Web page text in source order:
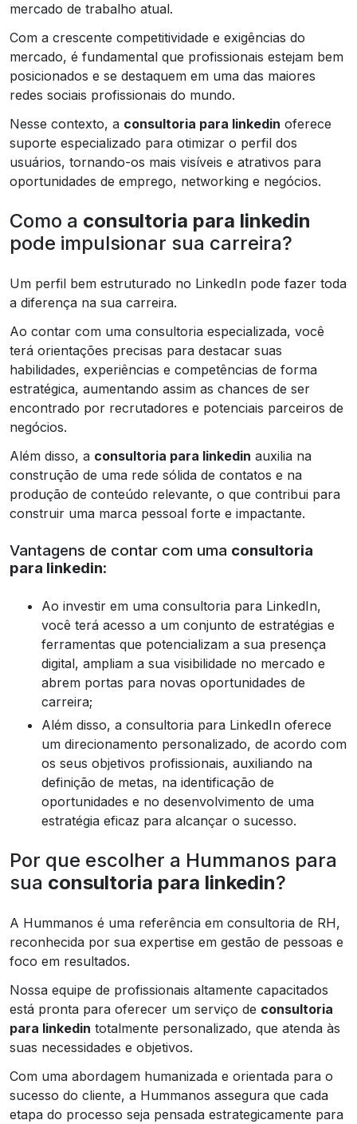
mercado de trabalho atual.
Com a crescente competitividade e exigências do
mercado, é fundamental que profissionais estejam bem
posicionados e se destaquem em uma das maiores
redes sociais profissionais do mundo.
Nesse contexto, a consultoria para linkedin oferece
suporte especializado para otimizar o perfil dos
usuários, tornando-os mais visíveis e atrativos para
oportunidades de emprego, networking e negócios.
Como a consultoria para linkedin
pode impulsionar sua carreira?
Um perfil bem estruturado no LinkedIn pode fazer toda
a diferença na sua carreira.
Ao contar com uma consultoria especializada, você
terá orientações precisas para destacar suas
habilidades, experiências e competências de forma
estratégica, aumentando assim as chances de ser
encontrado por recrutadores e potenciais parceiros de
negócios.
Além disso, a consultoria para linkedin auxilia na
construção de uma rede sólida de contatos e na
produção de conteúdo relevante, o que contribui para
construir uma marca pessoal forte e impactante.
Vantagens de contar com uma consultoria
para linkedin:
Ao investir em uma consultoria para LinkedIn,
você terá acesso a um conjunto de estratégias e
ferramentas que potencializam a sua presença
digital, ampliam a sua visibilidade no mercado e
abrem portas para novas oportunidades de
carreira;
Além disso, a consultoria para LinkedIn oferece
um direcionamento personalizado, de acordo com
os seus objetivos profissionais, auxiliando na
definição de metas, na identificação de
oportunidades e no desenvolvimento de uma
estratégia eficaz para alcançar o sucesso.
Por que escolher a Hummanos para
sua consultoria para linkedin?
A Hummanos é uma referência em consultoria de RH,
reconhecida por sua expertise em gestão de pessoas e
foco em resultados.
Nossa equipe de profissionais altamente capacitados
está pronta para oferecer um serviço de consultoria
para linkedin totalmente personalizado, que atenda às
suas necessidades e objetivos.
Com uma abordagem humanizada e orientada para o
sucesso do cliente, a Hummanos assegura que cada
etapa do processo seja pensada estrategicamente para